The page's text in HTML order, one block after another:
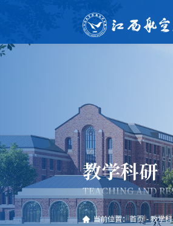
教学科研
TEACHING AND
当前位置：首页-教学